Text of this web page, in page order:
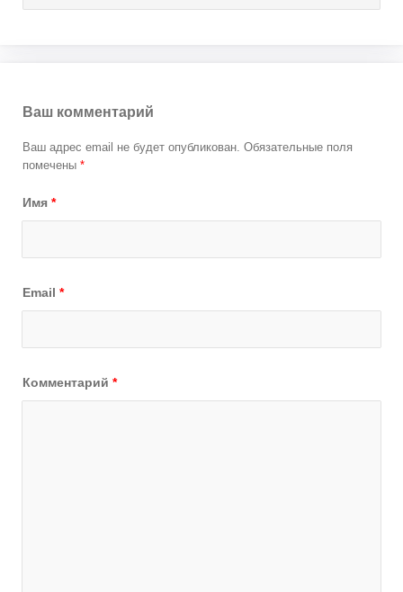
Ваш комментарий
Ваш адрес email не будет опубликован. Обязательные поля
помечены *
Имя *
Email *
Комментарий *